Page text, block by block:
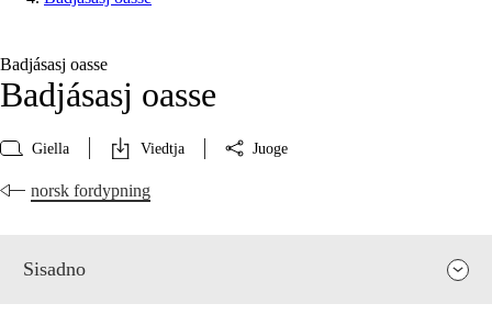
Badjásasj oasse
Badjásasj oasse
Giella Viedtja Juoge
norsk fordypning
Sisadno